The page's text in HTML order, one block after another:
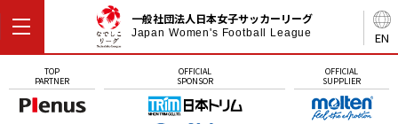
EN
一般社団法人日本女子サッカーリーグ
Japan Women's Football League
TOP
PARTNER
OFFICIAL
SPONSOR
OFFICIAL
SUPPLIER